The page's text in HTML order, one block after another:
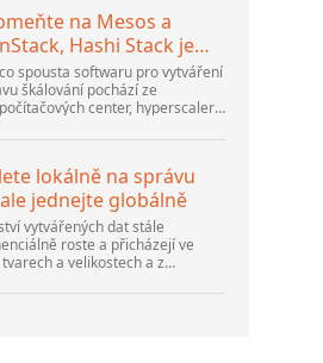
na Mesos a
Hashi Stack je
další platforma
spousta softwaru pro vytváření
škálování pochází ze
center, hyperscalerů
spousta inovací, které
lokálně na správu
jednejte globálně
vytvářených dat stále
roste a přicházejí ve
a velikostech a z
– nestrukturovaný a je to